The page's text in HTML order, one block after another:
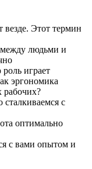
везде. Этот термин
между людьми и
играет
эргономика
рабочих?
с
оптимально
с вами опытом и